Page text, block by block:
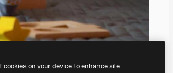
cookies on your device to enhance site